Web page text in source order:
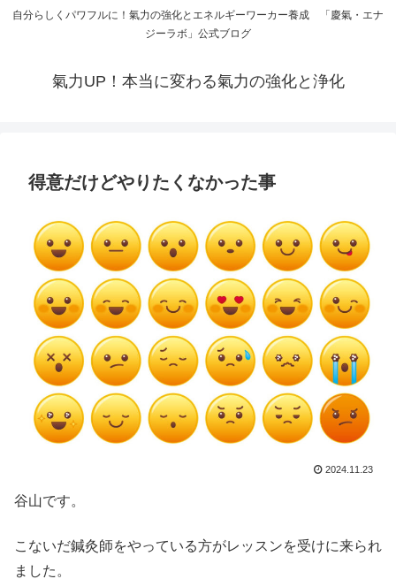
自分らしくパワフルに！氣力の強化とエネルギーワーカー養成 「慶氣・エナ
ジーラボ」公式ブログ
氣力UP！本当に変わる氣力の強化と浄化
得意だけどやりたくなかった事
2024.11.23
谷山です。
こないだ鍼灸師をやっている方がレッスンを受けに来られ
ました。